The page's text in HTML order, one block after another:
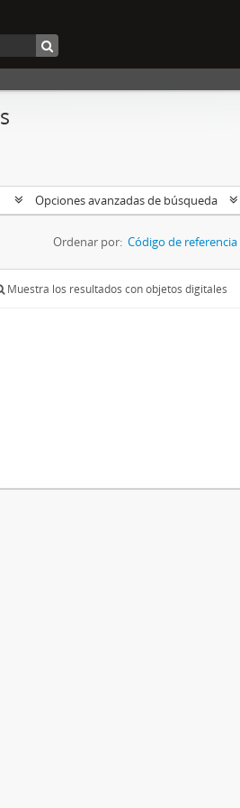
Opciones avanzadas de búsqueda
Ordenar por: Código de referencia
Muestra los resultados con objetos digitales